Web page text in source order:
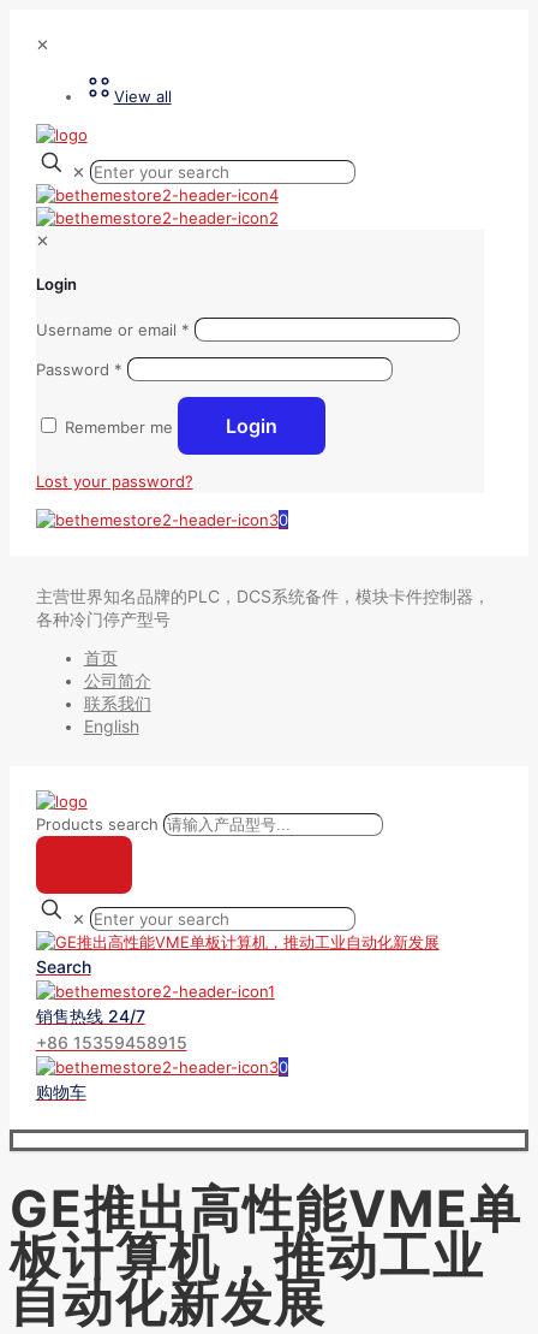
✕
View all
✕
✕
Login
Username or email *
Password *
Remember me Login
Lost your password?
0
主营世界知名品牌的PLC，DCS系统备件，模块卡件控制器，
各种冷门停产型号
首页
公司简介
联系我们
English
Products search
✕
Search
销售热线 24/7
+86 15359458915
0
购物车
GE推出高性能VME单
板计算机，推动工业
自动化新发展